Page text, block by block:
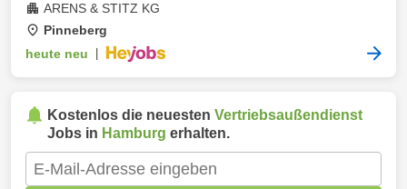
ARENS & STITZ KG
Pinneberg
heute neu
Kostenlos die neuesten Vertriebsaußendienst
Jobs in Hamburg erhalten.